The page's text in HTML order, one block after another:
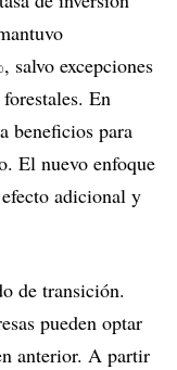
salvo excepciones
En
beneficios para
El nuevo enfoque
adicional y
de transición.
pueden optar
anterior. A partir